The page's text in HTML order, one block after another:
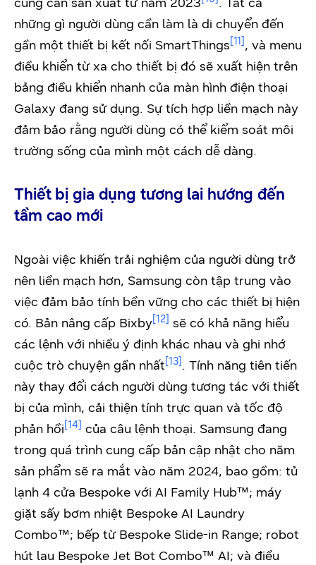
những gì người dùng cần làm là di chuyển đến
gần một thiết bị kết nối SmartThings [11] , và menu
điều khiển từ xa cho thiết bị đó sẽ xuất hiện trên
bảng điều khiển nhanh của màn hình điện thoại
Galaxy đang sử dụng. Sự tích hợp liền mạch này
đảm bảo rằng người dùng có thể kiểm soát môi
trường sống của mình một cách dễ dàng.
Thiết bị gia dụng tương lai hướng đến
tầm cao mới
Ngoài việc khiến trải nghiệm của người dùng trở
nên liền mạch hơn, Samsung còn tập trung vào
việc đảm bảo tính bền vững cho các thiết bị hiện
có. Bản nâng cấp Bixby[12] sẽ có khả năng hiểu
các lệnh với nhiều ý định khác nhau và ghi nhớ
cuộc trò chuyện gần nhất[13] . Tính năng tiên tiến
này thay đổi cách người dùng tương tác với thiết
bị của mình, cải thiện tính trực quan và tốc độ
phản hồi [14] của câu lệnh thoại. Samsung đang
trong quá trình cung cấp bản cập nhật cho năm
sản phẩm sẽ ra mắt vào năm 2024, bao gồm: tủ
lạnh 4 cửa Bespoke với AI Family Hub™; máy
giặt sấy bơm nhiệt Bespoke AI Laundry
Combo™; bếp từ Bespoke Slide-in Range; robot
hút lau Bespoke Jet Bot Combo™ AI; và điều